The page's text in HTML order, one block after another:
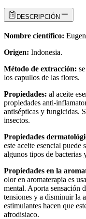
DESCRIPCIÓN
Nombre científico:
Origen: Indonesia.
Método de extracción:
los capullos de las flores.
Propiedades: al aceite
propiedades anti-
antisépticas y fungicidas.
insectos.
Propiedades
este aceite esencial puede
algunos tipos de bacterias
Propiedades en la
olor en aromaterapia es
mental. Aporta sensación
tensiones y a disminuir la
estimulantes hacen que
afrodisiaco.